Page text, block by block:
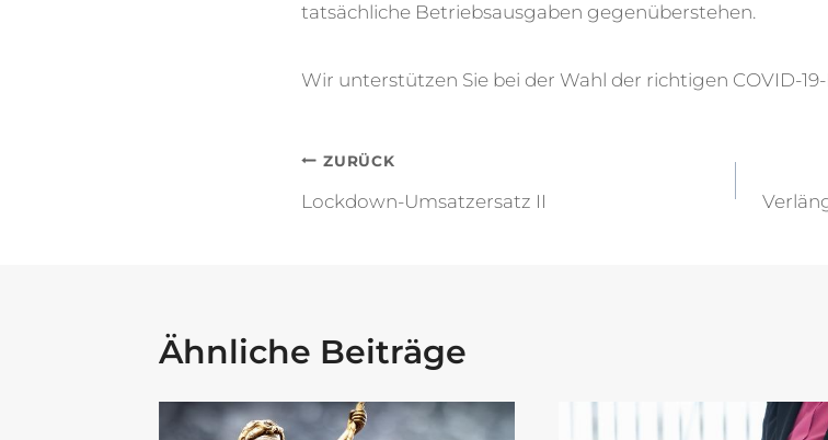
tatsächliche Betriebsausgaben gegenüberstehen.
Wir unterstützen Sie bei der Wahl der richtigen COVID-
Beitragsnavigation
ZURÜCK
Lockdown-Umsatzersatz II
Ähnliche Beiträge